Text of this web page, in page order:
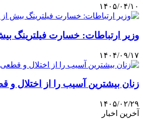
۱۴۰۵/۰۴/۱۰
وزیر ارتباطات: خسارت فیلترینگ بیش از ۵۰ هزار میلیارد
۱۴۰۴/۰۹/۱۷
زنان بیشترین آسیب را از اختلال و
۱۴۰۵/۰۲/۲۹
آخرین اخبار